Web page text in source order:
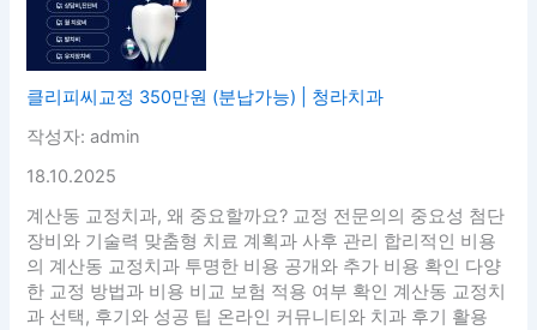
클리피씨교정 350만원 (분납가능) | 청라치과
작성자: admin
18.10.2025
계산동 교정치과, 왜 중요할까요? 교정 전문의의 중요성 첨단
장비와 기술력 맞춤형 치료 계획과 사후 관리 합리적인 비용
의 계산동 교정치과 투명한 비용 공개와 추가 비용 확인 다양
한 교정 방법과 비용 비교 보험 적용 여부 확인 계산동 교정치
과 선택, 후기와 성공 팁 온라인 커뮤니티와 치과 후기 활용